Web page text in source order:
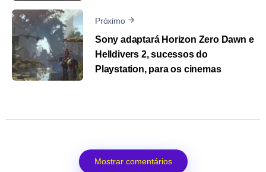
Próximo
Sony adaptará Horizon Zero Dawn e
Helldivers 2, sucessos do
Playstation, para os cinemas
Mostrar comentários